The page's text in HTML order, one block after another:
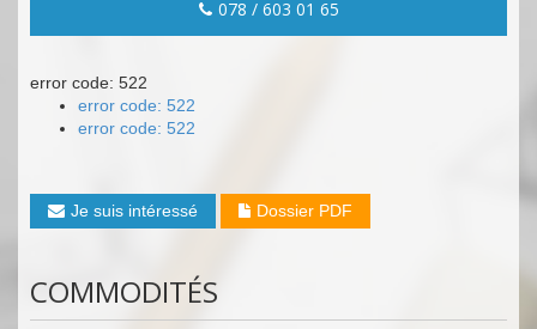
078 / 603 01 65
error code: 522
error code: 522
error code: 522
Je suis intéressé Dossier PDF
COMMODITÉS